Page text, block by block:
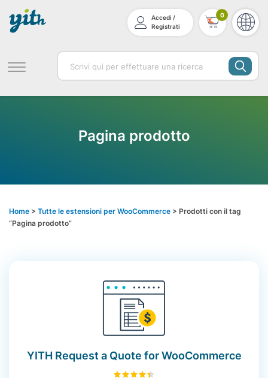
Accedi /
Registrati
0
Pagina prodotto
Home > Tutte le estensioni per WooCommerce > Prodotti con il tag
“Pagina prodotto”
YITH Request a Quote for WooCommerce